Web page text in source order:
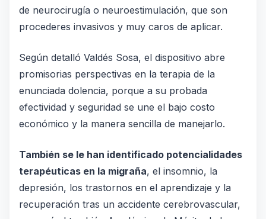
de neurocirugía o neuroestimulación, que son
procederes invasivos y muy caros de aplicar.
Según detalló Valdés Sosa, el dispositivo abre
promisorias perspectivas en la terapia de la
enunciada dolencia, porque a su probada
efectividad y seguridad se une el bajo costo
económico y la manera sencilla de manejarlo.
También se le han identificado potencialidades
terapéuticas en la migraña, el insomnio, la
depresión, los trastornos en el aprendizaje y la
recuperación tras un accidente cerebrovascular,